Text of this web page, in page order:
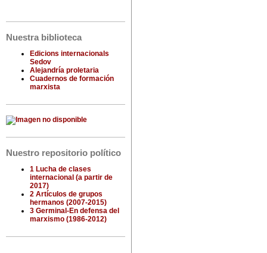
Nuestra biblioteca
Edicions internacionals
Sedov
Alejandría proletaria
Cuadernos de formación
marxista
Nuestro repositorio político
1 Lucha de clases
internacional (a partir de
2017)
2 Artículos de grupos
hermanos (2007-2015)
3 Germinal-En defensa del
marxismo (1986-2012)